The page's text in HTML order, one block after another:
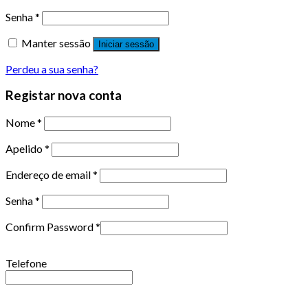
Senha*
Manter sessão
Iniciar sessão
Perdeu a sua senha?
Registar nova conta
Nome*
Apelido*
Endereço de email*
Senha*
Confirm Password*
Telefone